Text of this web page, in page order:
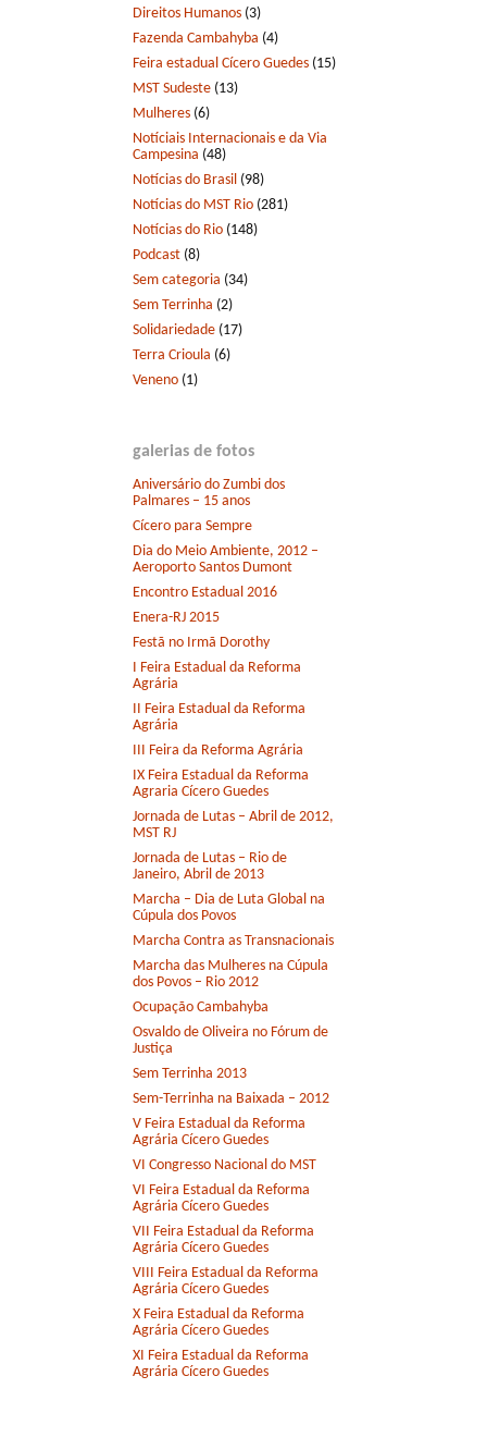
Direitos Humanos (3)
Fazenda Cambahyba (4)
Feira estadual Cícero Guedes (15)
MST Sudeste (13)
Mulheres (6)
Notíciais Internacionais e da Via
Campesina (48)
Notícias do Brasil (98)
Notícias do MST Rio (281)
Notícias do Rio (148)
Podcast (8)
Sem categoria (34)
Sem Terrinha (2)
Solidariedade (17)
Terra Crioula (6)
Veneno (1)
galerias de fotos
Aniversário do Zumbi dos
Palmares – 15 anos
Cícero para Sempre
Dia do Meio Ambiente, 2012 –
Aeroporto Santos Dumont
Encontro Estadual 2016
Enera-RJ 2015
Festã no Irmã Dorothy
I Feira Estadual da Reforma
Agrária
II Feira Estadual da Reforma
Agrária
III Feira da Reforma Agrária
IX Feira Estadual da Reforma
Agraria Cícero Guedes
Jornada de Lutas – Abril de 2012,
MST RJ
Jornada de Lutas – Rio de
Janeiro, Abril de 2013
Marcha – Dia de Luta Global na
Cúpula dos Povos
Marcha Contra as Transnacionais
Marcha das Mulheres na Cúpula
dos Povos – Rio 2012
Ocupação Cambahyba
Osvaldo de Oliveira no Fórum de
Justiça
Sem Terrinha 2013
Sem-Terrinha na Baixada – 2012
V Feira Estadual da Reforma
Agrária Cícero Guedes
VI Congresso Nacional do MST
VI Feira Estadual da Reforma
Agrária Cícero Guedes
VII Feira Estadual da Reforma
Agrária Cícero Guedes
VIII Feira Estadual da Reforma
Agrária Cícero Guedes
X Feira Estadual da Reforma
Agrária Cícero Guedes
XI Feira Estadual da Reforma
Agrária Cícero Guedes